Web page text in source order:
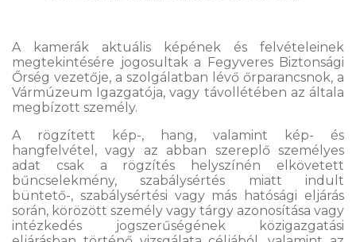
A kamerák aktuális képének és felvételeinek
megtekintésére jogosultak a Fegyveres Biztonsági
Őrség vezetője, a szolgálatban lévő őrparancsnok, a
Vármúzeum Igazgatója, vagy távollétében az általa
megbízott személy.
A rögzített kép-, hang, valamint kép- és
hangfelvétel, vagy az abban szereplő személyes
adat csak a rögzítés helyszínén elkövetett
bűncselekmény, szabálysértés miatt indult
büntető-, szabálysértési vagy más hatósági eljárás
során, körözött személy vagy tárgy azonosítása vagy
intézkedés jogszerűségének közigazgatási